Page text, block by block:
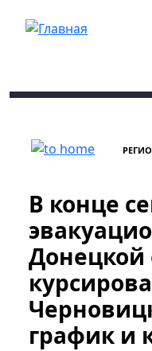
В конце
Донецкой
график и